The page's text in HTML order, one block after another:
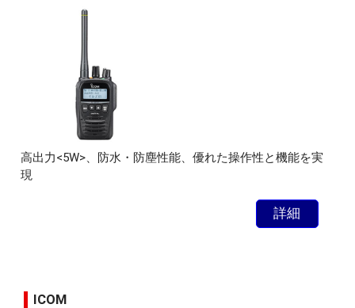
高出力<5W>、防水・防塵性能、優れた操作性と機能を実
現
詳細
ICOM